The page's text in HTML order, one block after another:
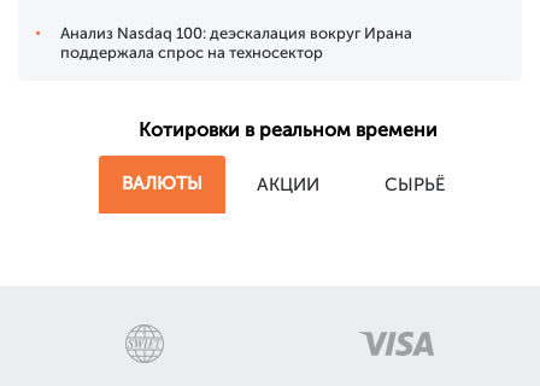
Анализ Nasdaq 100: деэскалация вокруг Ирана
поддержала спрос на техносектор
Котировки в реальном времени
ВАЛЮТЫ АКЦИИ СЫРЬЁ